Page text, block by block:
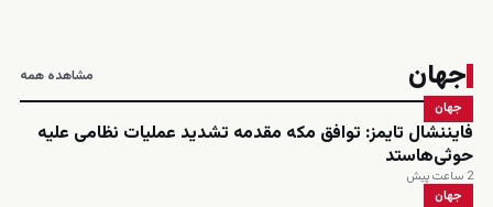
جهان مشاهده همه
جهان
فایننشال تایمز: توافق مکه مقدمه تشدید عملیات نظامی علیه
حوثی‌هاستد
2 ساعت پیش
جهان